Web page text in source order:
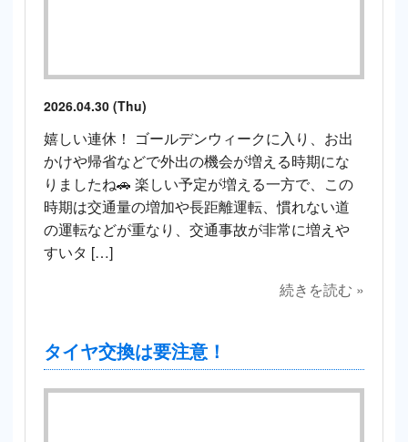
2026.04.30 (Thu)
嬉しい連休！ ゴールデンウィークに入り、お出
かけや帰省などで外出の機会が増える時期にな
りましたね🚗 楽しい予定が増える一方で、この
時期は交通量の増加や長距離運転、慣れない道
の運転などが重なり、交通事故が非常に増えや
すいタ […]
続きを読む »
タイヤ交換は要注意！